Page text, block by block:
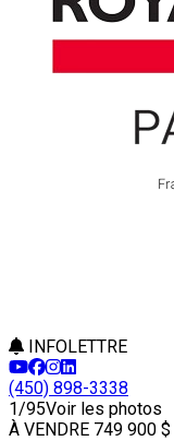
INFOLETTRE
(450) 898-3338
1/95Voir les photos
À VENDRE 749 900 $